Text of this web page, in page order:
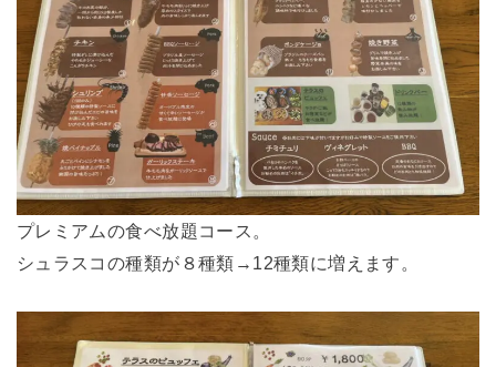
プレミアムの食べ放題コース。
シュラスコの種類が８種類→12種類に増えます。